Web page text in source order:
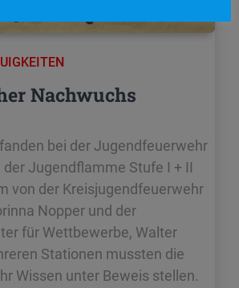
Nachwuchs
bei der Jugendfeuerwehr
Jugendflamme Stufe I + II
von der Kreisjugendfeuerwehr
Nopper und der
für Wettbewerbe, Walter
Stationen mussten die
Wissen unter Beweis stellen.